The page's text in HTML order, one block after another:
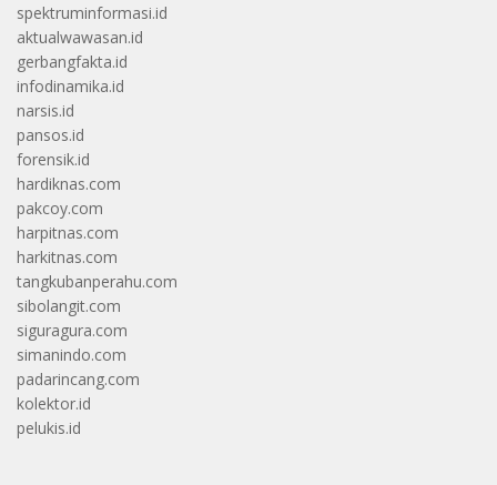
spektruminformasi.id
aktualwawasan.id
gerbangfakta.id
infodinamika.id
narsis.id
pansos.id
forensik.id
hardiknas.com
pakcoy.com
harpitnas.com
harkitnas.com
tangkubanperahu.com
sibolangit.com
siguragura.com
simanindo.com
padarincang.com
kolektor.id
pelukis.id